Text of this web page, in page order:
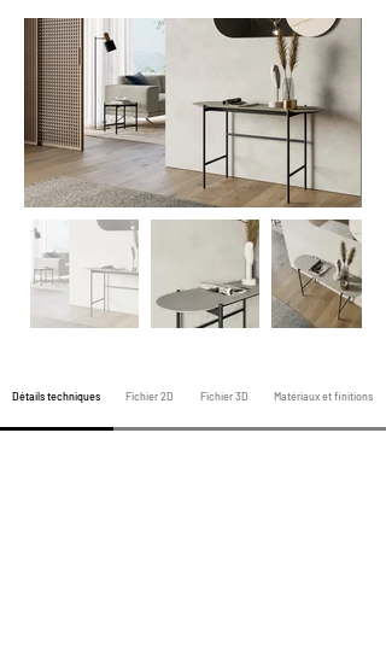
Détails techniques Fichier 2D Fichier 3D Matériaux et finitions